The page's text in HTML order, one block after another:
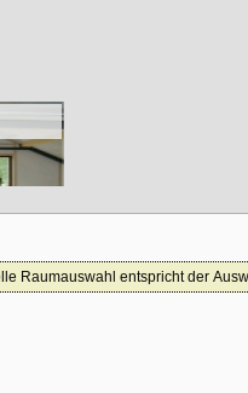
Raumauswahl entspricht der